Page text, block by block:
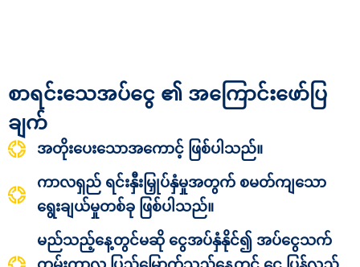
စာရင်းသေအပ်ငွေ ၏ အကြောင်းဖော်ပြ
ချက်
အတိုးပေးသောအကောင့် ဖြစ်ပါသည်။
ကာလရှည် ရင်းနှီးမြှုပ်နှံမှုအတွက် စမတ်ကျသော
ရွေးချယ်မှုတစ်ခု ဖြစ်ပါသည်။
မည်သည့်နေ့တွင်မဆို ငွေအပ်နှံနိုင်၍ အပ်ငွေသက်